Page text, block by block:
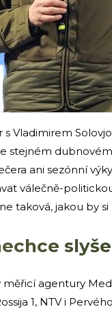
s Vladimirem
stejném
ani sezónní
válečně-
taková, jakou by
měřicí agentury
1, NTV i